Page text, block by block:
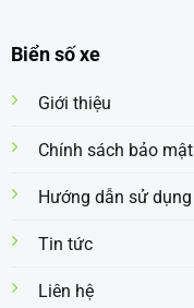
Biển số xe
Giới thiệu
Chính sách bảo mật
Hướng dẫn sử dụng
Tin tức
Liên hệ